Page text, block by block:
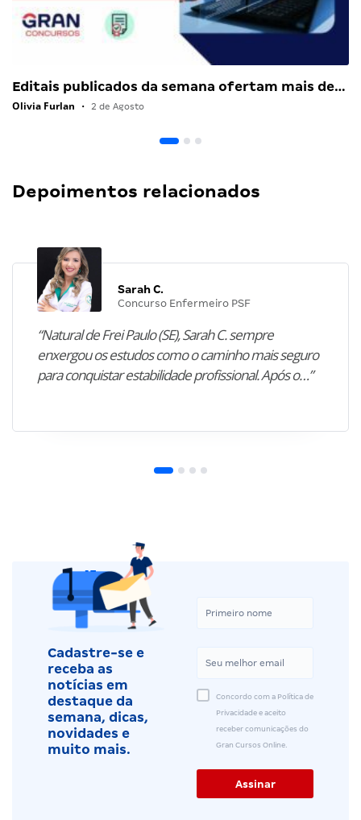
Editais publicados da semana ofertam mais de…
Olivia Furlan • 2 de Agosto
Depoimentos relacionados
Sarah C.
Concurso Enfermeiro PSF
“Natural de Frei Paulo (SE), Sarah C. sempre
enxergou os estudos como o caminho mais seguro
para conquistar estabilidade profissional. Após o…”
Cadastre-se e
receba as
notícias em
destaque da
semana, dicas,
novidades e
muito mais.
Concordo com a Política de
Privacidade e aceito
receber comunicações do
Gran Cursos Online.